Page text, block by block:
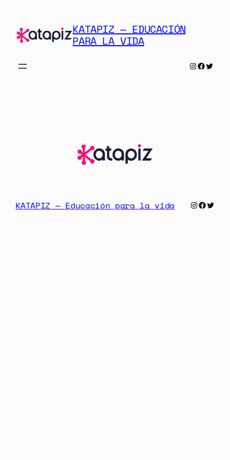
contenido
KATAPIZ — EDUCACIÓN
PARA LA VIDA
KATAPIZ — Educación para la vida